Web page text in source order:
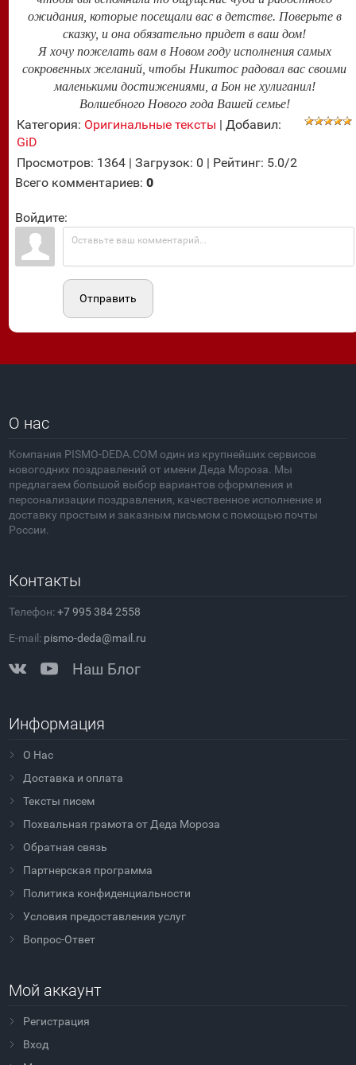
ожидания, которые посещали вас в детстве. Поверьте в
сказку, и она обязательно придет в ваш дом!
Я хочу пожелать вам в Новом году исполнения самых
сокровенных желаний, чтобы Никитос радовал вас своими
маленькими достижениями, а Бон не хулиганил!
Волшебного Нового года Вашей семье!
Категория: Оригинальные тексты |Добавил:
GiD
Просмотров: 1364 |Загрузок: 0 | Рейтинг: 5.0/2
Всего комментариев:0
Войдите:
Отправить
О нас
Компания PISMO-DEDA.COM один из крупнейших сервисов
новогодних поздравлений от имени Деда Мороза. Мы
предлагаем большой выбор вариантов оформления и
персонализации поздравления, качественное исполнение и
доставку простым и заказным письмом с помощью почты
России.
Контакты
Телефон:+7 995 384 2558
E-mail: pismo-deda@mail.ru
Наш Блог
Информация
О Нас
Доставка и оплата
Тексты писем
Похвальная грамота от Деда Мороза
Обратная связь
Партнерская программа
Политика конфиденциальности
Условия предоставления услуг
Вопрос-Ответ
Мой аккаунт
Регистрация
Вход